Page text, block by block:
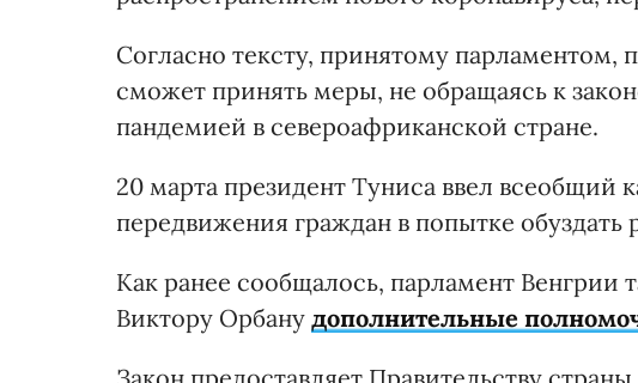
Согласно тексту, принятому
сможет принять меры, не обращаясь к
пандемией в североафриканской стране.
20 марта президент Туниса ввел всеобщий
передвижения граждан в попытке обуздать
Как ранее сообщалось, парламент
Виктору Орбану дополнительные